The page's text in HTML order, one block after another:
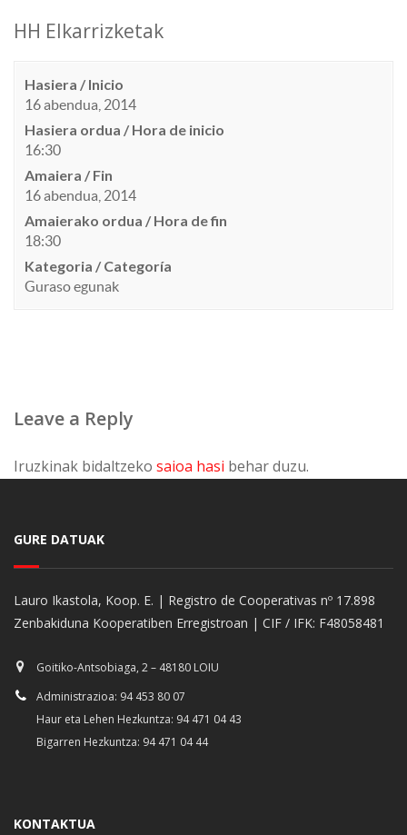
HH Elkarrizketak
Hasiera / Inicio
16 abendua, 2014
Hasiera ordua / Hora de inicio
16:30
Amaiera / Fin
16 abendua, 2014
Amaierako ordua / Hora de fin
18:30
Kategoria / Categoría
Guraso egunak
Leave a Reply
Iruzkinak bidaltzeko saioa hasi behar duzu.
GURE DATUAK
Lauro Ikastola, Koop. E. | Registro de Cooperativas nº 17.898
Zenbakiduna Kooperatiben Erregistroan | CIF / IFK: F48058481
Goitiko-Antsobiaga, 2 – 48180 LOIU
Administrazioa: 94 453 80 07
Haur eta Lehen Hezkuntza: 94 471 04 43
Bigarren Hezkuntza: 94 471 04 44
KONTAKTUA